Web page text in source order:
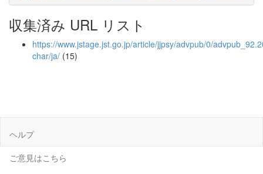
収集済み URL リスト
https://www.jstage.jst.go.jp/article/jjpsy/advpub/0/
char/ja/ (15)
ヘルプ
ご意見はこちら